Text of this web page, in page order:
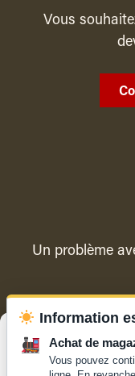
Pour offrir les meilleures
Vous
Un problème
Information
Achat de
Vous pouvez